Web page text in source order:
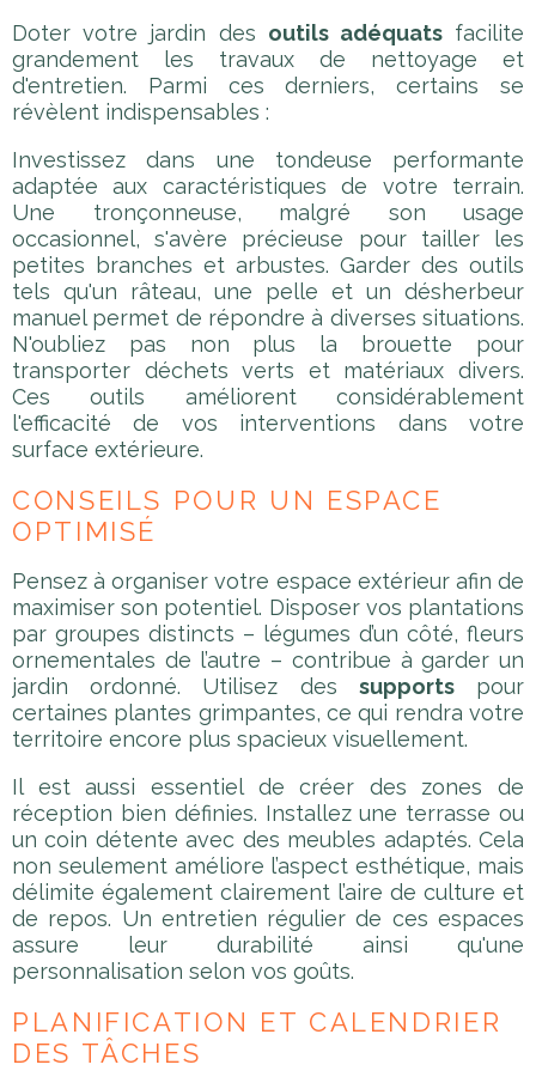
Doter votre jardin des outils adéquatsfacilite
grandement les travaux de nettoyage et
d'entretien. Parmi ces derniers, certains se
révèlent indispensables :
Investissez dans une tondeuse performante
adaptée aux caractéristiques de votre terrain.
Une tronçonneuse, malgré son usage
occasionnel, s'avère précieuse pour tailler les
petites branches et arbustes. Garder des outils
tels qu'un râteau, une pelle et un désherbeur
manuel permet de répondre à diverses situations.
N'oubliez pas non plus la brouette pour
transporter déchets verts et matériaux divers.
Ces outils améliorent considérablement
l'efficacité de vos interventions dans votre
surface extérieure.
CONSEILS POUR UN ESPACE
OPTIMISÉ
Pensez à organiser votre espace extérieur afin de
maximiser son potentiel. Disposer vos plantations
par groupes distincts – légumes d’un côté, fleurs
ornementales de l’autre – contribue à garder un
jardin ordonné. Utilisez des supportspour
certaines plantes grimpantes, ce qui rendra votre
territoire encore plus spacieux visuellement.
Il est aussi essentiel de créer des zones de
réception bien définies. Installez une terrasse ou
un coin détente avec des meubles adaptés. Cela
non seulement améliore l’aspect esthétique, mais
délimite également clairement l’aire de culture et
de repos. Un entretien régulier de ces espaces
assure leur durabilité ainsi qu'une
personnalisation selon vos goûts.
PLANIFICATION ET CALENDRIER
DES TÂCHES